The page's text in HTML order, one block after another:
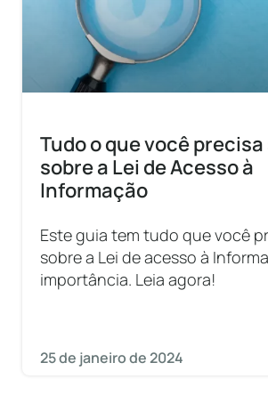
Tudo o que você
sobre a Lei de Acesso à
Informação
Este guia tem tudo que você
sobre a Lei de acesso à
importância. Leia agora!
25 de janeiro de 2024